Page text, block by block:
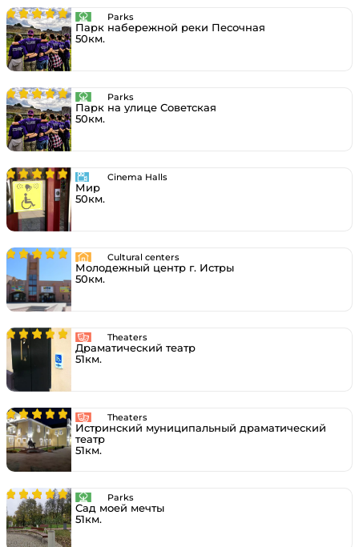
Parks
Парк набережной реки Песочная
50км.
Parks
Парк на улице Советская
50км.
Cinema Halls
Мир
50км.
Cultural centers
Молодежный центр г. Истры
50км.
Theaters
Драматический театр
51км.
Theaters
Истринский муниципальный драматический
театр
51км.
Parks
Сад моей мечты
51км.